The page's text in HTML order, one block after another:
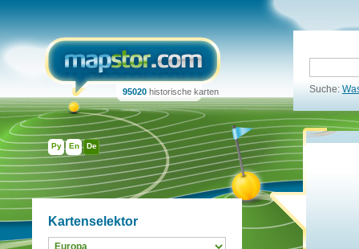
Ру En De
95020 historische karten Suche:
Kartenselektor